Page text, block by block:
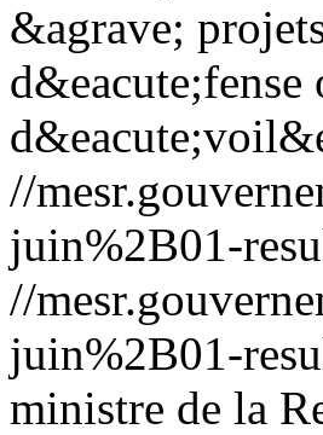
&agrave;
//
juin%2B01-
//
juin%2B01-
ministre de la